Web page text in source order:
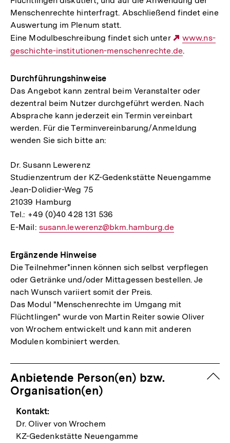
Menschenrechte hinterfragt. Abschließend findet eine
Auswertung im Plenum statt.
Eine Modulbeschreibung findet sich unter
Externer
Link:
www.ns-
geschichte-institutionen-menschenrechte.de.
Durchführungshinweise
Das Angebot kann zentral beim Veranstalter oder
dezentral beim Nutzer durchgeführt werden. Nach
Absprache kann jederzeit ein Termin vereinbart
werden. Für die Terminvereinbarung/Anmeldung
wenden Sie sich bitte an:
Dr. Susann Lewerenz
Studienzentrum der KZ-Gedenkstätte Neuengamme
Jean-Dolidier-Weg 75
21039 Hamburg
Tel.: +49 (0)40 428 131 536
E-Mail: E-
Link:
susann.lewerenz@bkm.hamburg.de
Ergänzende Hinweise
Die Teilnehmer*innen können sich selbst verpflegen
oder Getränke und/oder Mittagessen bestellen. Je
nach Wunsch variiert somit der Preis.
Das Modul "Menschenrechte im Umgang mit
Flüchtlingen" wurde von Martin Reiter sowie Oliver
von Wrochem entwickelt und kann mit anderen
Modulen kombiniert werden.
Anbietende Person(en) bzw.
Organisation(en)
Kontakt:
Dr. Oliver von Wrochem
KZ-Gedenkstätte Neuengamme